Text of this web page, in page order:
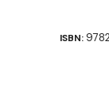
ISBN: